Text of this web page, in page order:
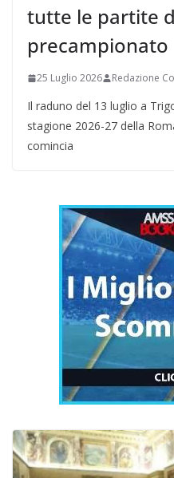
tutte le partite
precampionato
25 Luglio 2026 Redazione
Il raduno del 13 luglio a
stagione 2026-27 della
comincia